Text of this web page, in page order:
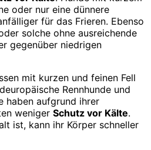
oder nur eine dünnere
für das Frieren. Ebenso
solche ohne ausreichende
gegenüber niedrigen
mit kurzen und feinen Fell
Rennhunde und
haben aufgrund ihrer
weniger Schutz vor Kälte.
ist, kann ihr Körper schneller